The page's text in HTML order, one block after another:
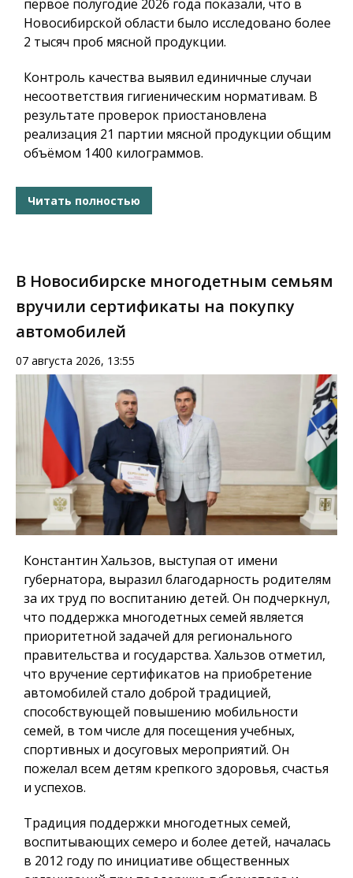
первое полугодие 2026 года показали, что в
Новосибирской области было исследовано более
2 тысяч проб мясной продукции.
Контроль качества выявил единичные случаи
несоответствия гигиеническим нормативам. В
результате проверок приостановлена
реализация 21 партии мясной продукции общим
объёмом 1400 килограммов.
Читать полностью
В Новосибирске многодетным семьям
вручили сертификаты на покупку
автомобилей
07 августа 2026, 13:55
Константин Хальзов, выступая от имени
губернатора, выразил благодарность родителям
за их труд по воспитанию детей. Он подчеркнул,
что поддержка многодетных семей является
приоритетной задачей для регионального
правительства и государства. Хальзов отметил,
что вручение сертификатов на приобретение
автомобилей стало доброй традицией,
способствующей повышению мобильности
семей, в том числе для посещения учебных,
спортивных и досуговых мероприятий. Он
пожелал всем детям крепкого здоровья, счастья
и успехов.
Традиция поддержки многодетных семей,
воспитывающих семеро и более детей, началась
в 2012 году по инициативе общественных